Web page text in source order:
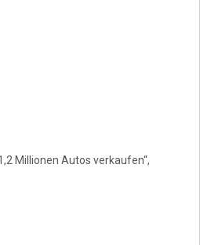
Millionen Autos verkaufen“,